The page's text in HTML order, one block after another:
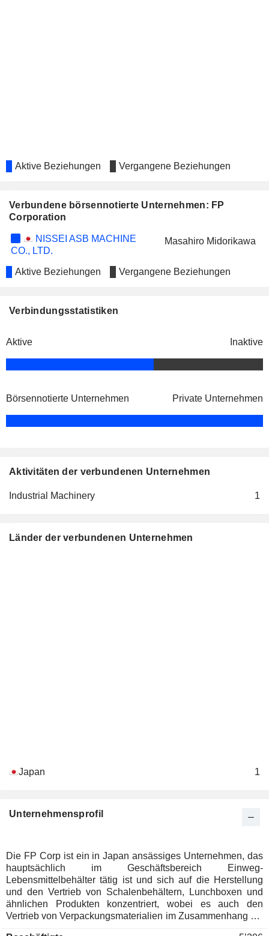
Aktive Beziehungen Vergangene Beziehungen
Verbundene börsennotierte Unternehmen: FP
Corporation
NISSEI ASB MACHINE
CO., LTD.
Masahiro Midorikawa
Aktive Beziehungen Vergangene Beziehungen
Verbindungsstatistiken
Aktive Inaktive
Börsennotierte Unternehmen Private Unternehmen
Aktivitäten der verbundenen Unternehmen
Industrial Machinery 1
Länder der verbundenen Unternehmen
Japan 1
Unternehmensprofil
Die FP Corp ist ein in Japan ansässiges Unternehmen, das
hauptsächlich im Geschäftsbereich Einweg-
Lebensmittelbehälter tätig ist und sich auf die Herstellung
und den Vertrieb von Schalenbehältern, Lunchboxen und
ähnlichen Produkten konzentriert, wobei es auch den
Vertrieb von Verpackungsmaterialien im Zusammenhang mit